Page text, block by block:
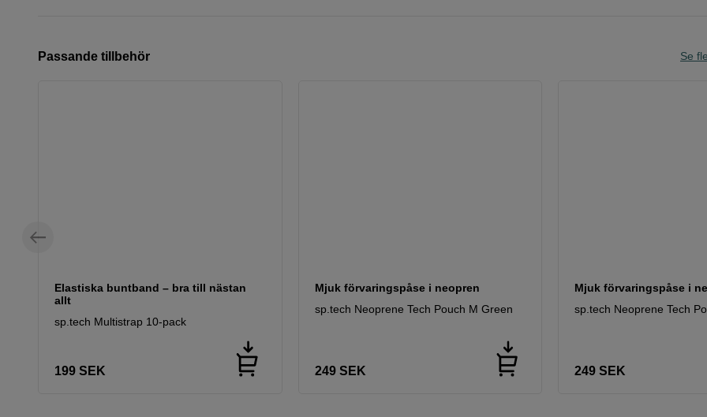
Passande tillbehör Se
Elastiska buntband – bra till nästan
allt
sp.tech Multistrap 10-pack
199 SEK
Mjuk förvaringspåse i neopren
sp.tech Neoprene Tech Pouch M Green
249 SEK
Mjuk förvaringspåse i
sp.tech Neoprene Tech
249 SEK